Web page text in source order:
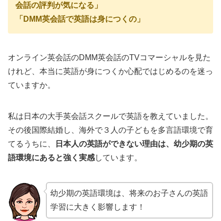
会話の評判が気になる」
「DMM英会話で英語は身につくの」
オンライン英会話のDMM英会話のTVコマーシャルを見た
けれど、本当に英語が身につくか心配ではじめるのを迷っ
ていますか。
私は日本の大手英会話スクールで英語を教えていました。
その後国際結婚し、海外で３人の子どもを多言語環境で育
てるうちに、
日本人の英語ができない理由は、幼少期の英
語環境にあると強く実感しています。
幼少期の英語環境は、将来のお子さんの英語
学習に大きく影響します！